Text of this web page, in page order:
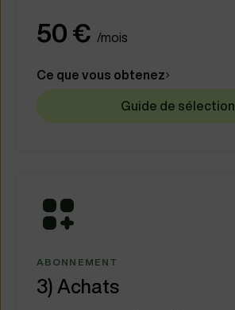
50 € /mois
Ce que vous obtenez
Guide de sélection
ABONNEMENT
3) Achats